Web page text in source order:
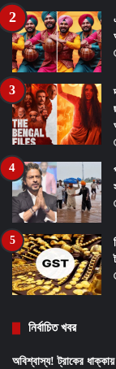
নির্বাচিত খবর
অবিশ্বাস্য! ট্রাকের